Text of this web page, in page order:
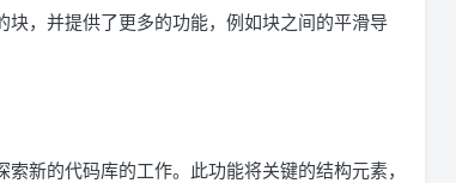
，并提供了更多的功能，例如块之间的平滑导
新的代码库的工作。此功能将关键的结构元素，